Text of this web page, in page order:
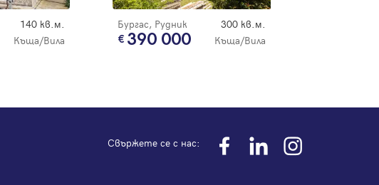
140 кв.м.
Къща/Вила
Бургас, Рудник 300 кв.м.
390 000 Къща/Вила
Свържете се с нас: